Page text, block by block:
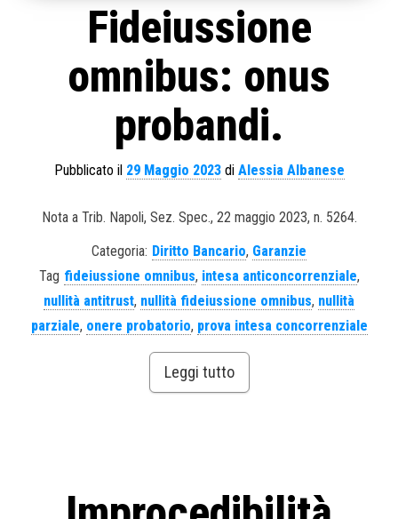
Fideiussione
omnibus: onus
probandi.
Pubblicato il 29 Maggio 2023di Alessia Albanese
Nota a Trib. Napoli, Sez. Spec., 22 maggio 2023, n. 5264.
Categoria: Diritto Bancario, Garanzie
Tag fideiussione omnibus, intesa anticoncorrenziale,
nullità antitrust, nullità fideiussione omnibus, nullità
parziale, onere probatorio, prova intesa concorrenziale
Leggi tutto